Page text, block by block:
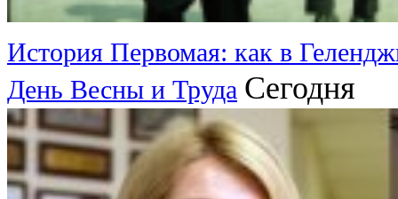
История Первомая: как в
День Весны и Труда Сегодня